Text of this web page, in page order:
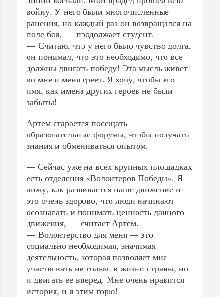
войну. У него были многочисленные
ранения, но каждый раз он возвращался на
поле боя, — продолжает студент.
— Считаю, что у него было чувство долга,
он понимал, что это необходимо, что все
должны двигать победу! Эта мысль живет
во мне и меня греет. Я хочу, чтобы его
имя, как имена других героев не были
забыты!
Артем старается посещать
образовательные форумы, чтобы получать
знания и обмениваться опытом.
— Сейчас уже на всех крупных площадках
есть отделения «Волонтеров Победы». Я
вижу, как развивается наше движение и
это очень здорово, что люди начинают
осознавать и понимать ценность данного
движения, — считает Артем.
— Волонтерство для меня — это
социально необходимая, значимая
деятельность, которая позволяет мне
участвовать не только в жизни страны, но
и двигать ее вперед. Мне очень нравится
история, и я этим горю!